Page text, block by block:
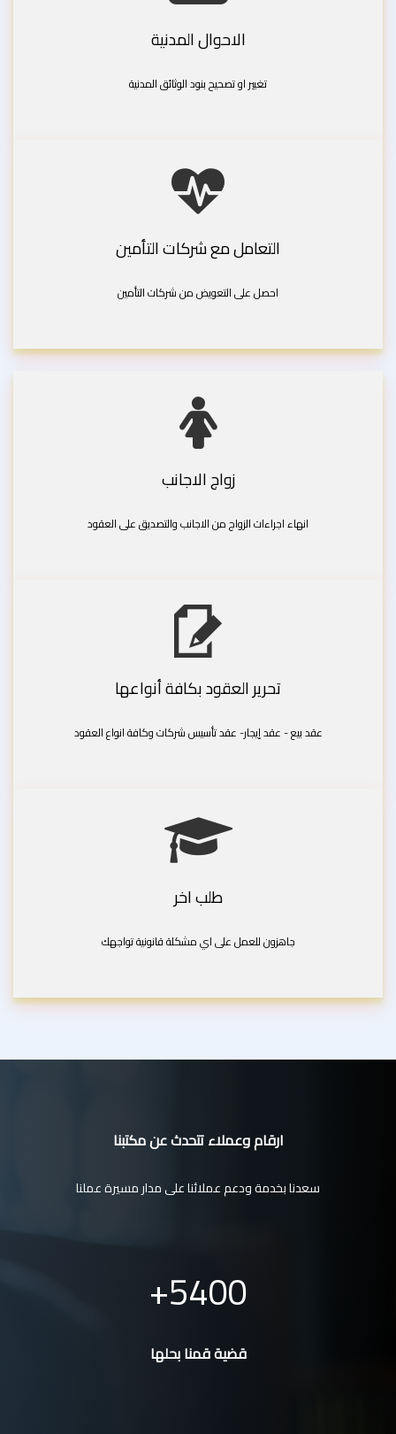
الاحوال المدنية
تغيير او تصحيح بنود الوثائق المدنية
التعامل مع شركات التأمين
احصل على التعويض من شركات التأمين
زواج الاجانب
انهاء اجراءات الزواج من الاجانب والتصديق على العقود
تحرير العقود بكافة أنواعها
عقد بيع - عقد إيجار- عقد تأسيس شركات وكافة انواع العقود
طلب اخر
جاهزون للعمل على اي مشكلة قانونية تواجهك
ارقام وعملاء تتحدث عن مكتبنا
سعدنا بخدمة ودعم عملائنا على مدار مسيرة عملنا
5400
قضية قمنا بحلها